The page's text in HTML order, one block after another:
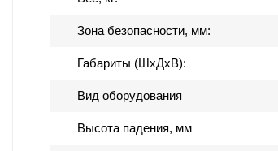
Вид оборудования
Высота падения, мм
Зона безопасности, мм:
Габариты (ШхДхВ):